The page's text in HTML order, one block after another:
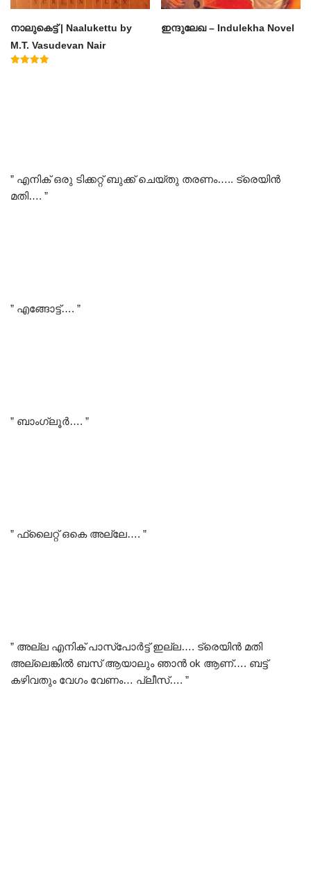
നാലുകെട്ട് | Naalukettu by
M.T. Vasudevan Nair
ഇന്ദുലേഖ – Indulekha Novel
” എനിക് ഒരു ടിക്കറ്റ് ബുക്ക് ചെയ്തു തരണം….. ട്രെയിൻ
മതി…. ”
” എങ്ങോട്ട്…. ”
” ബാംഗ്ലൂർ…. ”
” ഫ്ലൈറ്റ് ഒകെ അല്ലേ…. ”
” അല്ല എനിക് പാസ്പോർട്ട് ഇല്ല…. ട്രെയിൻ മതി
അല്ലെങ്കിൽ ബസ് ആയാലും ഞാൻ ok ആണ്…. ബട്ട്
കഴിവതും വേഗം വേണം… പ്ലീസ്…. ”